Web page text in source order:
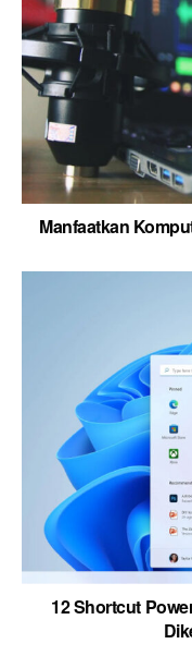
Manfaatkan
12 Shortcut